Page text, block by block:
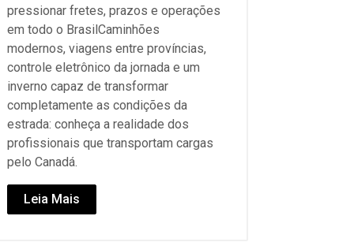
pressionar fretes, prazos e operações
em todo o BrasilCaminhões
modernos, viagens entre províncias,
controle eletrônico da jornada e um
inverno capaz de transformar
completamente as condições da
estrada: conheça a realidade dos
profissionais que transportam cargas
pelo Canadá.
Leia Mais